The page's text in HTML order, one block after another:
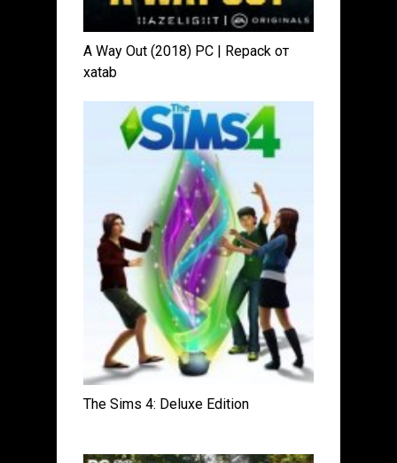
A Way Out (2018) PC | Repack от
xatab
The Sims 4: Deluxe Edition